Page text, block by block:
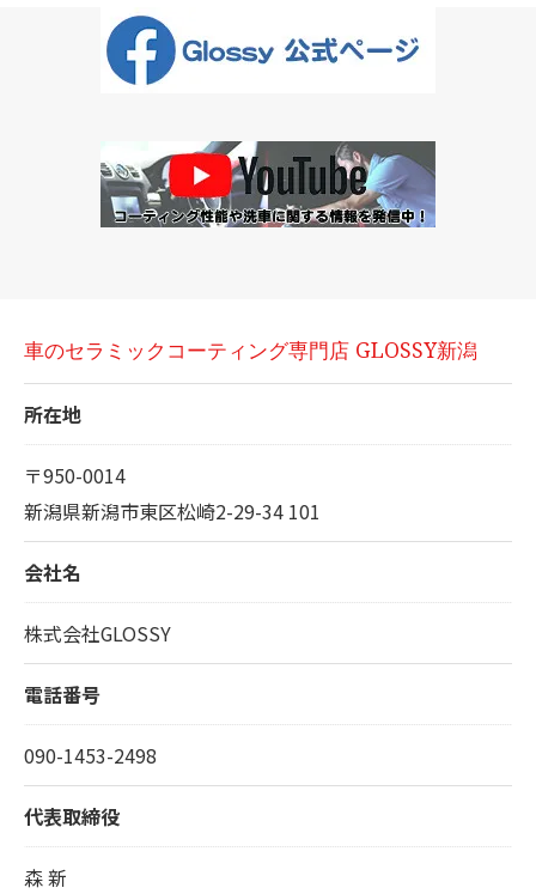
車のセラミックコーティング専門店 GLOSSY新潟
所在地
〒950-0014
新潟県新潟市東区松崎2-29-34 101
会社名
株式会社GLOSSY
電話番号
090-1453-2498
代表取締役
森 新